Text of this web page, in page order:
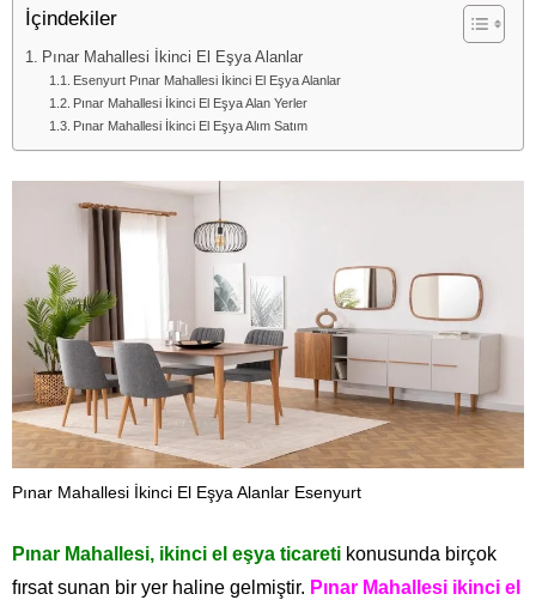
İçindekiler
Pınar Mahallesi İkinci El Eşya Alanlar
Esenyurt Pınar Mahallesi İkinci El Eşya Alanlar
Pınar Mahallesi İkinci El Eşya Alan Yerler
Pınar Mahallesi İkinci El Eşya Alım Satım
Pınar Mahallesi İkinci El Eşya Alanlar Esenyurt
Pınar Mahallesi, ikinci el eşya ticareti konusunda birçok
fırsat sunan bir yer haline gelmiştir. Pınar Mahallesi ikinci el